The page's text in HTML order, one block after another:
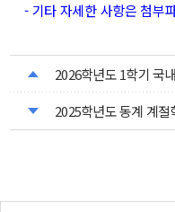
- 기타 자세한 사항은 첨부
2026학년도 1학기 국
2025학년도 동계 계